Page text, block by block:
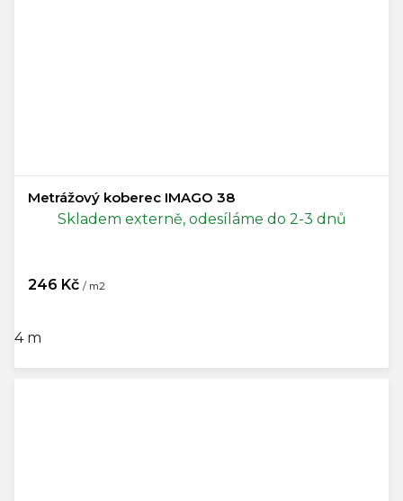
Metrážový koberec IMAGO 38
Skladem externě, odesíláme do 2-3 dnů
246 Kč / m2
4 m